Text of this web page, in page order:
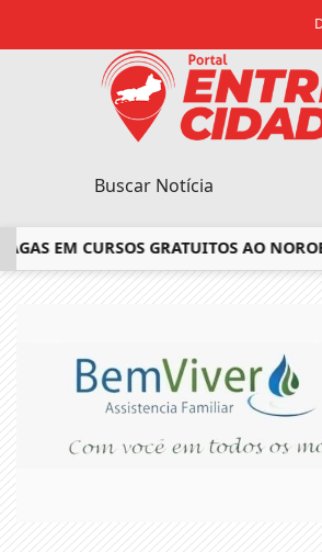
EM CURSOS GRATUITOS AO